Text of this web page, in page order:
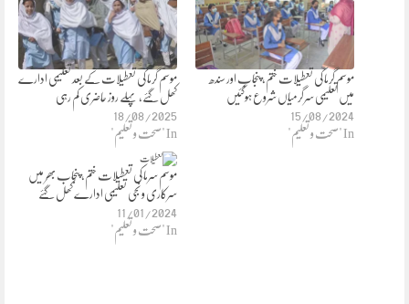
موسم گرما کی تعطیلات کے بعد تعلیمی ادارے
کھل گئے، پہلے روز حاضری کم رہی
18/08/2025
In "صحت و تعلیم"
موسم گرما کی تعطیلات ختم، پنجاب اور سندھ
میں تعلیمی سرگرمیاں شروع ہوگئیں
15/08/2024
In "صحت و تعلیم"
موسم سرما کی تعطیلات ختم، پنجاب بھر میں
سرکاری و نجی تعلیمی ادارے کھل گئے
11/01/2024
In "صحت و تعلیم"